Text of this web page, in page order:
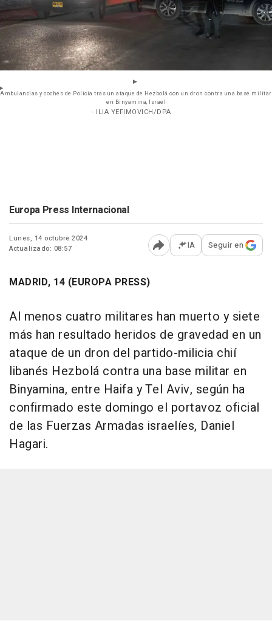
Ambulancias y coches de Policía tras un ataque de Hezbolá con un dron contra una base militar
en Binyamina, Israel
- ILIA YEFIMOVICH/DPA
Europa Press Internacional
Lunes, 14 octubre 2024
Actualizado: 08:57
Abrir opciones para
IA Seguir en
MADRID, 14 (EUROPA PRESS)
Al menos cuatro militares han muerto y siete
más han resultado heridos de gravedad en un
ataque de un dron del partido-milicia chií
libanés Hezbolá contra una base militar en
Binyamina, entre Haifa y Tel Aviv, según ha
confirmado este domingo el portavoz oficial
de las Fuerzas Armadas israelíes, Daniel
Hagari.